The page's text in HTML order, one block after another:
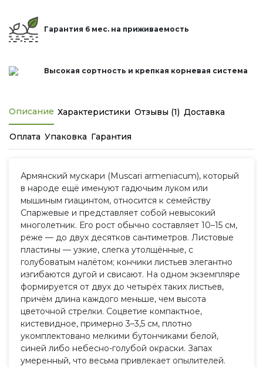
Гарантия 6 мес. на приживаемость
Высокая сортность и крепкая корневая система
Описание Характеристики Отзывы (1) Доставка
Оплата Упаковка Гарантия
Армянский мускари (Muscari armeniacum), который
в народе ещё именуют гадючьим луком или
мышиным гиацинтом, относится к семейству
Спаржевые и представляет собой невысокий
многолетник. Его рост обычно составляет 10–15 см,
реже — до двух десятков сантиметров. Листовые
пластины — узкие, слегка утолщённые, с
голубоватым налётом; кончики листьев элегантно
изгибаются дугой и свисают. На одном экземпляре
формируется от двух до четырёх таких листьев,
причём длина каждого меньше, чем высота
цветочной стрелки. Соцветие компактное,
кистевидное, примерно 3–3,5 см, плотно
укомплектовано мелкими бутончиками белой,
синей либо небесно-голубой окраски. Запах
умеренный, что весьма привлекает опылителей.